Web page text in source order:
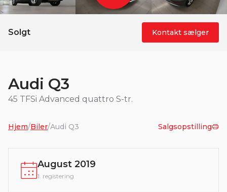
Solgt Kontakt sælger
Audi Q3
45 TFSi Advanced quattro S-tr.
Hjem/Biler/Audi Q3 Salgsopstilling
August 2019
1. registering